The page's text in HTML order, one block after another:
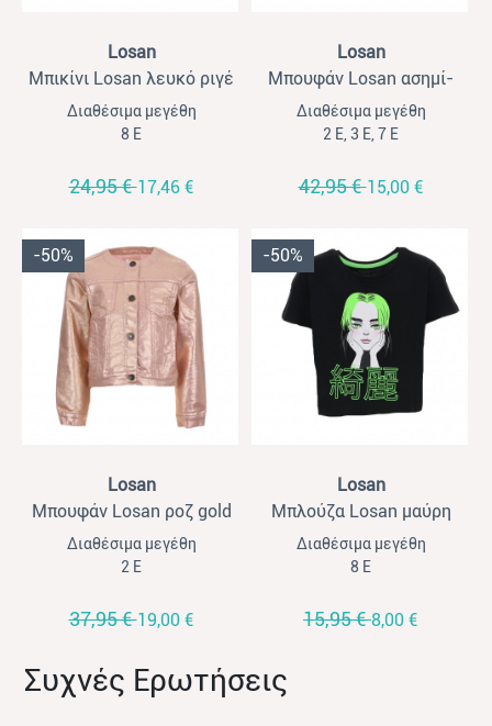
Losan
Μπικίνι Losan λευκό ριγέ
Διαθέσιμα μεγέθη
8 Ε
24,95 €17,46 €
Losan
Μπουφάν Losan ασημί-
μπλε 2ης όψης
Διαθέσιμα μεγέθη
2 Ε, 3 Ε, 7 Ε
42,95 €15,00 €
-50%
Losan
Μπουφάν Losan ροζ gold
Διαθέσιμα μεγέθη
2 Ε
37,95 €19,00 €
-50%
Losan
Μπλούζα Losan μαύρη
Διαθέσιμα μεγέθη
8 Ε
15,95 €8,00 €
Συχνές Ερωτήσεις